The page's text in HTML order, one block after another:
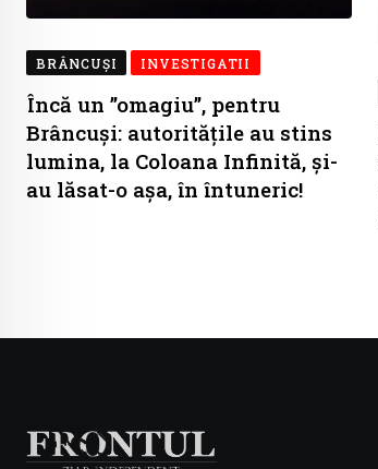
BRÂNCUŞI INVESTIGATII
Încă un ”omagiu”, pentru
Brâncuși: autoritățile au stins
lumina, la Coloana Infinită, și-
au lăsat-o așa, în întuneric!